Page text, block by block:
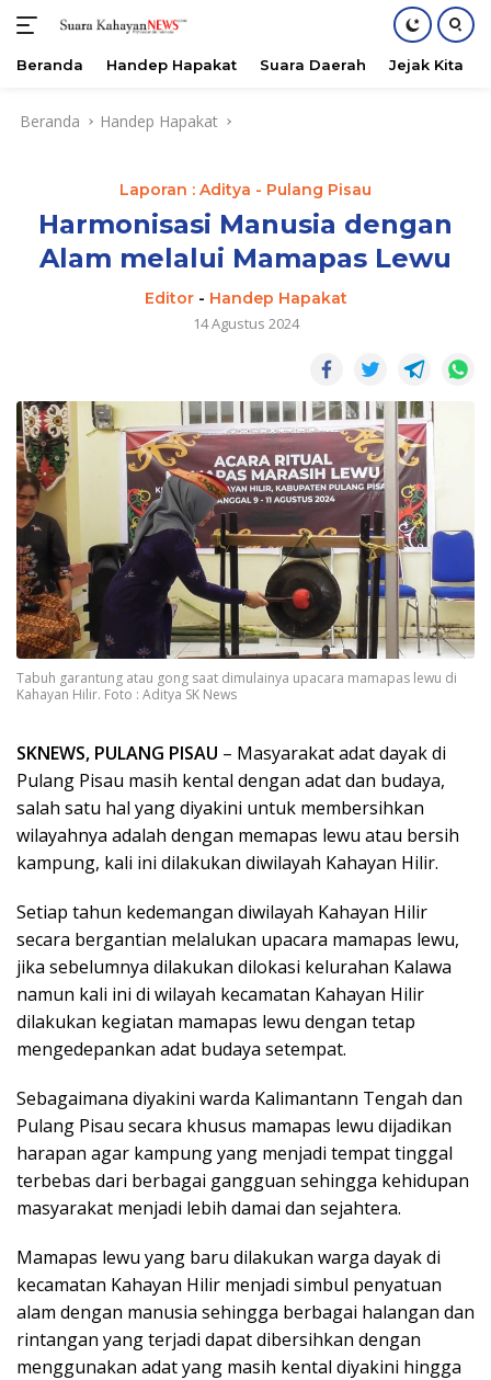
Beranda Handep Hapakat Suara Daerah Jejak Kita
Beranda Handep Hapakat
Laporan : Aditya - Pulang Pisau
Harmonisasi Manusia dengan
Alam melalui Mamapas Lewu
Editor- Handep Hapakat
14 Agustus 2024
Tabuh garantung atau gong saat dimulainya upacara mamapas lewu di
Kahayan Hilir. Foto : Aditya SK News
SKNEWS, PULANG PISAU – Masyarakat adat dayak di
Pulang Pisau masih kental dengan adat dan budaya,
salah satu hal yang diyakini untuk membersihkan
wilayahnya adalah dengan memapas lewu atau bersih
kampung, kali ini dilakukan diwilayah Kahayan Hilir.
Setiap tahun kedemangan diwilayah Kahayan Hilir
secara bergantian melalukan upacara mamapas lewu,
jika sebelumnya dilakukan dilokasi kelurahan Kalawa
namun kali ini di wilayah kecamatan Kahayan Hilir
dilakukan kegiatan mamapas lewu dengan tetap
mengedepankan adat budaya setempat.
Sebagaimana diyakini warda Kalimantann Tengah dan
Pulang Pisau secara khusus mamapas lewu dijadikan
harapan agar kampung yang menjadi tempat tinggal
terbebas dari berbagai gangguan sehingga kehidupan
masyarakat menjadi lebih damai dan sejahtera.
Mamapas lewu yang baru dilakukan warga dayak di
kecamatan Kahayan Hilir menjadi simbul penyatuan
alam dengan manusia sehingga berbagai halangan dan
rintangan yang terjadi dapat dibersihkan dengan
menggunakan adat yang masih kental diyakini hingga